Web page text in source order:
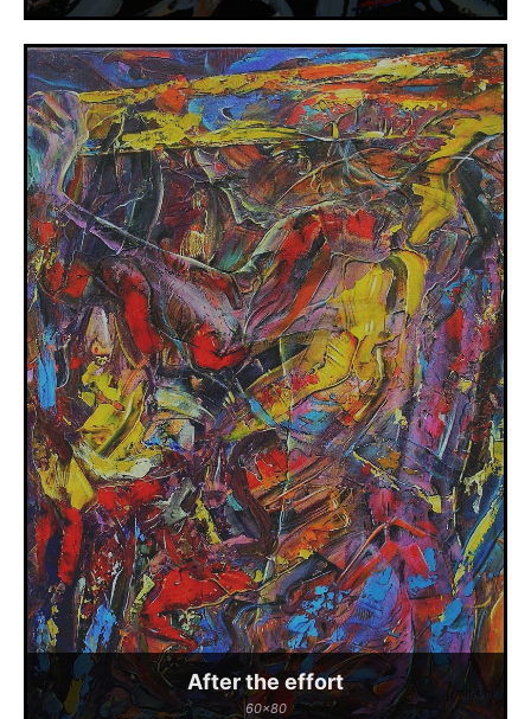
After the effort
60x80